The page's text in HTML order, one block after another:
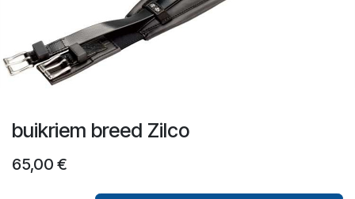
buikriem breed Zilco
65,00 €